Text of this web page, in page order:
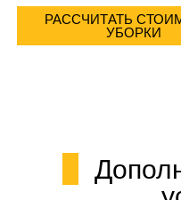
РАССЧИТАТЬ
УБОРКИ